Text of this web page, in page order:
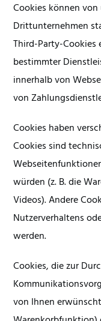
Cookies können
Drittunternehmen
Third-Party-
bestimmter
innerhalb von
von
Cookies haben
Cookies sind
würden (z. B. die
Videos). Andere
Nutzerverhaltens
werden.
Cookies, die zur
von Ihnen